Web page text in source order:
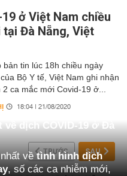
ở Việt Nam chiều
tại Đà Nẵng, Việt
bản tin lúc 18h chiều ngày
Bộ Y tế, Việt Nam ghi nhận
2 ca mắc mới Covid-19 ở...
18:04 | 21/08/2020
TRƯỚC SAU
dịch COVID-19 ở Đà
nhất vềtình hình dịch
, số các ca nhiễm mới,